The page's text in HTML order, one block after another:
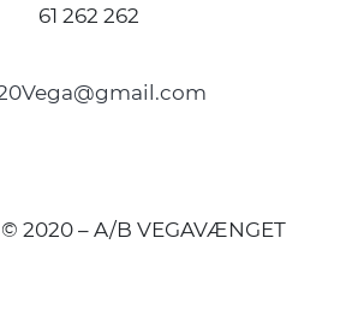
61 262 262
2020 – A/B VEGAVÆNGET